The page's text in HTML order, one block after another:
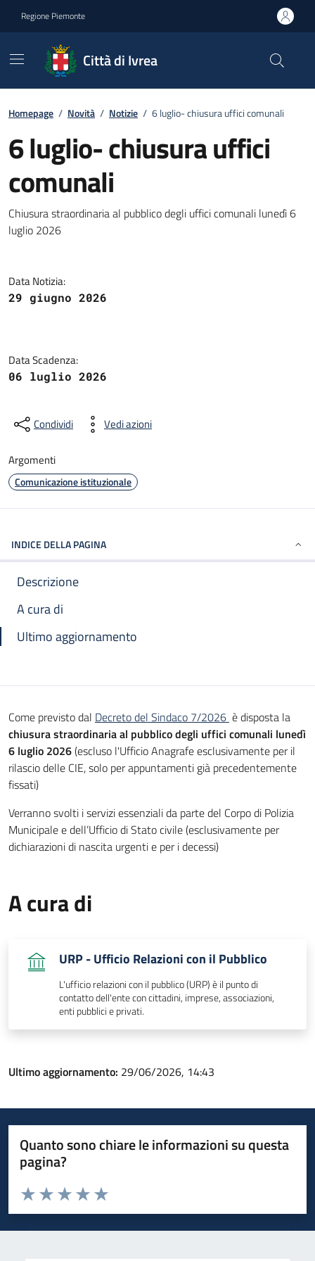
Regione Piemonte
Città di Ivrea
Homepage / Novità / Notizie / 6 luglio- chiusura uffici comunali
6 luglio- chiusura uffici
comunali
Chiusura straordinaria al pubblico degli uffici comunali lunedì 6
luglio 2026
Data Notizia:
29 giugno 2026
Data Scadenza:
06 luglio 2026
Condividi Vedi azioni
Argomenti
Comunicazione istituzionale
INDICE DELLA PAGINA
Descrizione
A cura di
Ultimo aggiornamento
Come previsto dal Decreto del Sindaco 7/2026 è disposta la
chiusura straordinaria al pubblico degli uffici comunali lunedì
6 luglio 2026(escluso l'Ufficio Anagrafe esclusivamente per il
rilascio delle CIE, solo per appuntamenti già precedentemente
fissati)
Verranno svolti i servizi essenziali da parte del Corpo di Polizia
Municipale e dell’Ufficio di Stato civile (esclusivamente per
dichiarazioni di nascita urgenti e per i decessi)
A cura di
URP - Ufficio Relazioni con il Pubblico
L'ufficio relazioni con il pubblico (URP) è il punto di
contatto dell'ente con cittadini, imprese, associazioni,
enti pubblici e privati.
Ultimo aggiornamento: 29/06/2026, 14:43
Quanto sono chiare le informazioni su questa
pagina?
Valuta da 1 a 5 stelle la pagina
Valuta 5 stelle su 5
Valuta 4 stelle su 5
Valuta 3 stelle su 5
Valuta 2 stelle su 5
Valuta 1 stelle su 5